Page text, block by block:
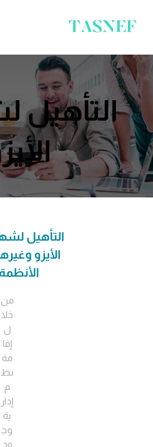
التأهيل
التأهيل
الأيزو
الأنظمة
من
خلا
ل
إقا
مة
نظ
م
إدار
ية
وج
ود